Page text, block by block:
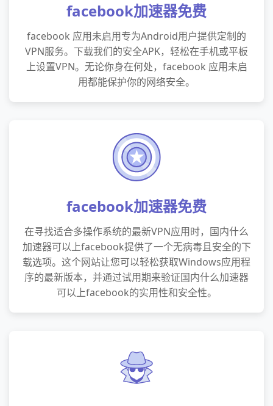
facebook加速器免费
facebook 应用未启用专为Android用户提供定制的
VPN服务。下载我们的安全APK，轻松在手机或平板
上设置VPN。无论你身在何处，facebook 应用未启
用都能保护你的网络安全。
facebook加速器免费
在寻找适合多操作系统的最新VPN应用时，国内什么
加速器可以上facebook提供了一个无病毒且安全的下
载选项。这个网站让您可以轻松获取Windows应用程
序的最新版本，并通过试用期来验证国内什么加速器
可以上facebook的实用性和安全性。